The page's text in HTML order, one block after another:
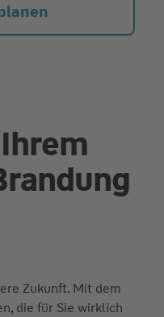
Zukunft. Mit dem
die für Sie wirklich